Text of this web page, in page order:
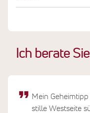
Ich berate
Mein
stille Westseite